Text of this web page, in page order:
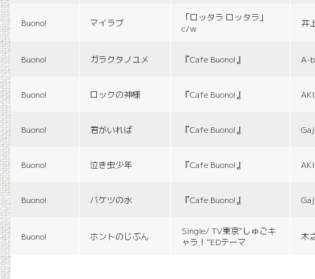
Buono! マイラブ
「ロッタラ ロッタラ」
c/w
井
Buono! ガラクタノユメ 『Cafe Buono!』 A-
Buono! ロックの神様 『Cafe Buono!』
Buono! 君がいれば 『Cafe Buono!』
Buono! 泣き虫少年 『Cafe Buono!』
Buono! バケツの水 『Cafe Buono!』
Buono! ホントのじぶん
Single/ TV東京“しゅごキ
ャラ！”EDテーマ
木